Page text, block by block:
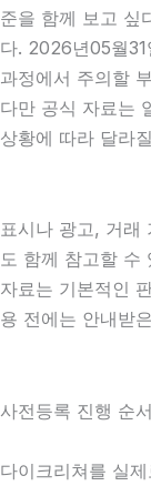
준을 함께 보고 싶
다. 2026년05월
과정에서 주의할
다만 공식 자료는
상황에 따라 달라
표시나 광고, 거래
도 함께 참고할 수
자료는 기본적인
용 전에는 안내받
사전등록 진행 순
다이크리쳐를 실